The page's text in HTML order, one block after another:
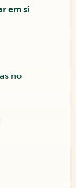
em si
no